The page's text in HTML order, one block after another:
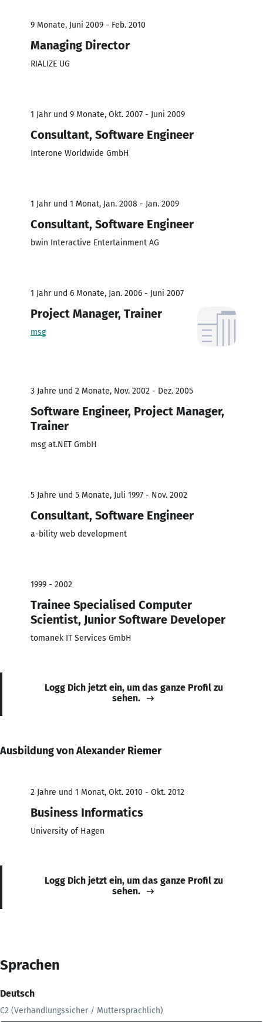
9 Monate, Juni 2009 - Feb. 2010
Managing Director
RIALIZE UG
1 Jahr und 9 Monate, Okt. 2007 - Juni 2009
Consultant, Software Engineer
Interone Worldwide GmbH
1 Jahr und 1 Monat, Jan. 2008 - Jan. 2009
Consultant, Software Engineer
bwin Interactive Entertainment AG
1 Jahr und 6 Monate, Jan. 2006 - Juni 2007
Project Manager, Trainer
msg
3 Jahre und 2 Monate, Nov. 2002 - Dez. 2005
Software Engineer, Project Manager,
Trainer
msg at.NET GmbH
5 Jahre und 5 Monate, Juli 1997 - Nov. 2002
Consultant, Software Engineer
a-bility web development
1999 - 2002
Trainee Specialised Computer
Scientist, Junior Software Developer
tomanek IT Services GmbH
Logg Dich jetzt ein, um das ganze Profil zu
sehen.
Ausbildung von Alexander Riemer
2 Jahre und 1 Monat, Okt. 2010 - Okt. 2012
Business Informatics
University of Hagen
Logg Dich jetzt ein, um das ganze Profil zu
sehen.
Sprachen
Deutsch
C2 (Verhandlungssicher / Muttersprachlich)